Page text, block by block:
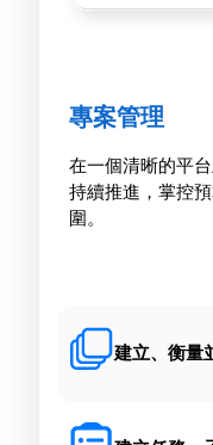
專案管理
在一個清晰的平
持續推進，掌控
圍。
建立、衡量